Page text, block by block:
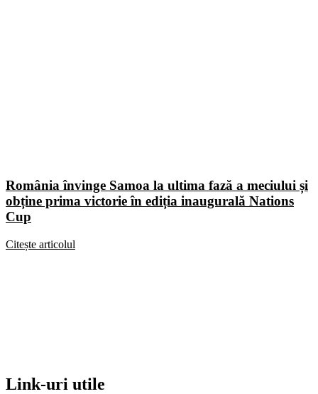
România învinge Samoa la ultima fază a meciului și
obține prima victorie în ediția inaugurală Nations
Cup
Citește articolul
Link-uri utile